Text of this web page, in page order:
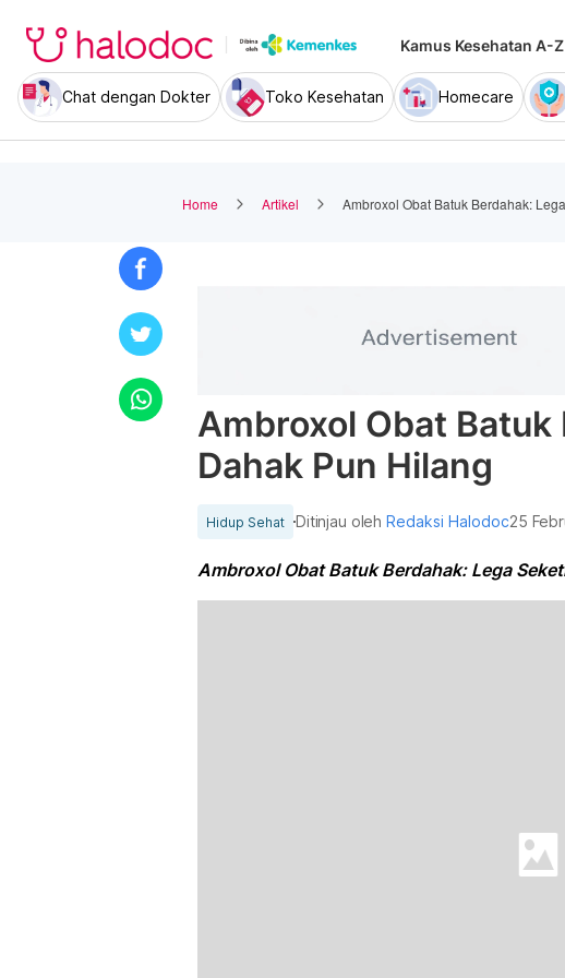
Kamus Kesehatan A-Z
Chat dengan Dokter Toko Kesehatan Homecare
Home Artikel Ambroxol Obat Batuk Berdahak:
Ambroxol Obat Batuk
Dahak Pun Hilang
Hidup Sehat Ditinjau olehRedaksi Halodoc25
Ambroxol Obat Batuk Berdahak: Lega